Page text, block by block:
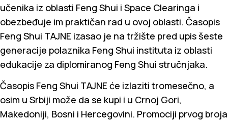
učenika iz oblasti Feng Shui i Space Clearinga i
obezbeđuje im praktičan rad u ovoj oblasti. Časopis
Feng Shui TAJNE izasao je na tržište pred upis šeste
generacije polaznika Feng Shui instituta iz oblasti
edukacije za diplomiranog Feng Shui stručnjaka.
Časopis Feng Shui TAJNE će izlaziti tromesečno, a
osim u Srbiji može da se kupi i u Crnoj Gori,
Makedoniji, Bosni i Hercegovini. Promociji prvog broja